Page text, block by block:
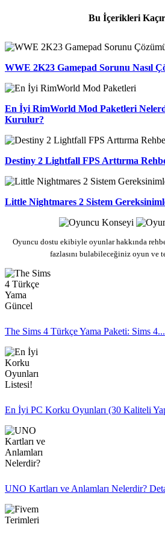
Bu İçerikleri
WWE 2K23 Gamepad Sorunu Nasıl
En İyi RimWorld Mod Paketleri
Kurulur?
Destiny 2 Lightfall FPS Arttırma
Little Nightmares 2 Sistem
Oyuncu dostu ekibiyle oyunlar hakkında
fazlasını bulabileceğiniz oyun ve
The Sims 4 Türkçe Yama Paketi: Sims 4...
En İyi PC Korku Oyunları (30 Kaliteli
UNO Kartları ve Anlamları Nelerdir?